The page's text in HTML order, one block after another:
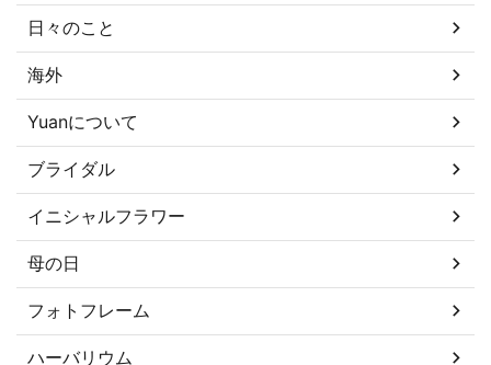
日々のこと
海外
Yuanについて
ブライダル
イニシャルフラワー
母の日
フォトフレーム
ハーバリウム